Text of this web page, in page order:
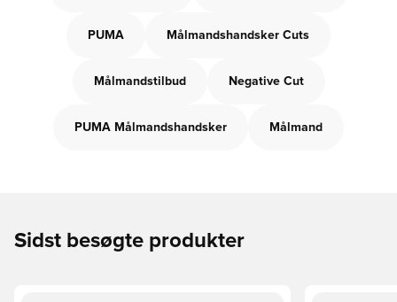
PUMA Målmandshandsker Cuts
Målmandstilbud Negative Cut
PUMA Målmandshandsker Målmand
Sidst besøgte produkter